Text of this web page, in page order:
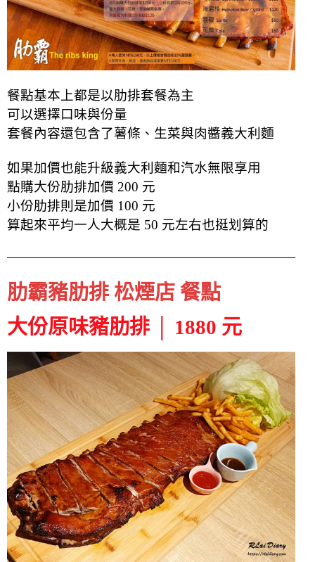
餐點基本上都是以肋排套餐為主
可以選擇口味與份量
套餐內容還包含了薯條、生菜與肉醬義大利麵
如果加價也能升級義大利麵和汽水無限享用
點購大份肋排加價 200 元
小份肋排則是加價 100 元
算起來平均一人大概是 50 元左右也挺划算的
肋霸豬肋排 松煙店 餐點
大份原味豬肋排 │ 1880 元